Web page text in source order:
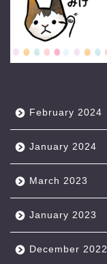
February 2024
January 2024
March 2023
January 2023
December 2022